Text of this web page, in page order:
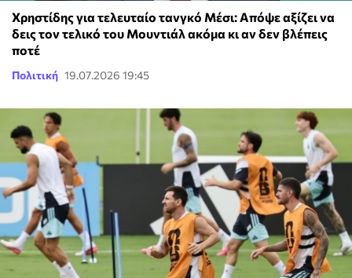
Χρηστίδης για τελευταίο τανγκό Μέσι: Απόψε αξίζει να
δεις τον τελικό του Μουντιάλ ακόμα κι αν δεν βλέπεις
ποτέ
Πολιτική 19.07.2026 19:45